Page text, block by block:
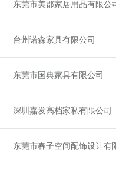
东莞市美郡家居用品有限公
台州诺森家具有限公司
东莞市国典家具有限公司
深圳嘉发高档家私有限公司
东莞市春子空间配饰设计有